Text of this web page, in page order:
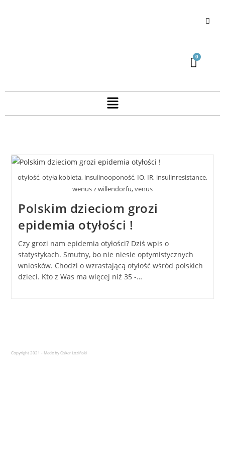
otyłość, otyła kobieta, insulinooponość, IO, IR, insulinresistance,
wenus z willendorfu, venus
Polskim dzieciom grozi
epidemia otyłości !
Czy grozi nam epidemia otyłości? Dziś wpis o
statystykach. Smutny, bo nie niesie optymistycznych
wniosków. Chodzi o wzrastającą otyłość wśród polskich
dzieci. Kto z Was ma więcej niż 35 -…
Copyright 2021 - Made by Oskar Łoziński